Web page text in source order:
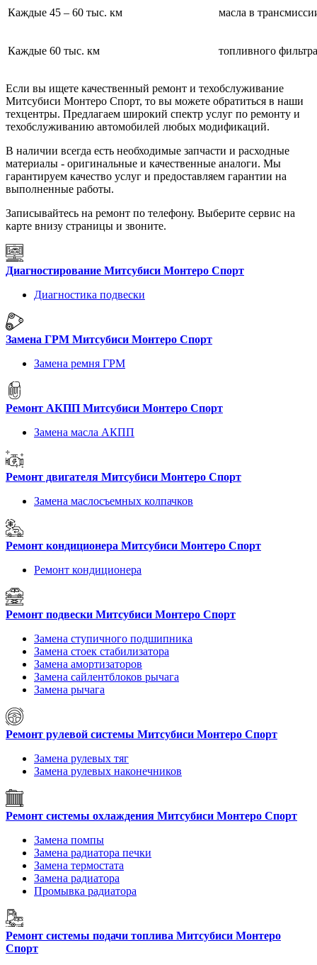
Каждые 45 – 60 тыс. км масла в
Каждые 60 тыс. км топливного
Если вы ищете качественный ремонт и техобслуживание
Митсубиси Монтеро Спорт, то вы можете обратиться в наши
техцентры. Предлагаем широкий спектр услуг по ремонту и
техобслуживанию автомобилей любых модификаций.
В наличии всегда есть необходимые запчасти и расходные
материалы - оригинальные и качественные аналоги. Мы
гарантируем качество услуг и предоставляем гарантии на
выполненные работы.
Записывайтесь на ремонт по телефону. Выберите сервис на
карте внизу страницы и звоните.
Диагностирование Митсубиси Монтеро Спорт
Диагностика подвески
Замена ГРМ Митсубиси Монтеро Спорт
Замена ремня ГРМ
Ремонт АКПП Митсубиси Монтеро Спорт
Замена масла АКПП
Ремонт двигателя Митсубиси Монтеро Спорт
Замена маслосъемных колпачков
Ремонт кондиционера Митсубиси Монтеро Спорт
Ремонт кондиционера
Ремонт подвески Митсубиси Монтеро Спорт
Замена ступичного подшипника
Замена стоек стабилизатора
Замена амортизаторов
Замена сайлентблоков рычага
Замена рычага
Ремонт рулевой системы Митсубиси Монтеро Спорт
Замена рулевых тяг
Замена рулевых наконечников
Ремонт системы охлаждения Митсубиси Монтеро Спорт
Замена помпы
Замена радиатора печки
Замена термостата
Замена радиатора
Промывка радиатора
Ремонт системы подачи топлива Митсубиси Монтеро
Спорт